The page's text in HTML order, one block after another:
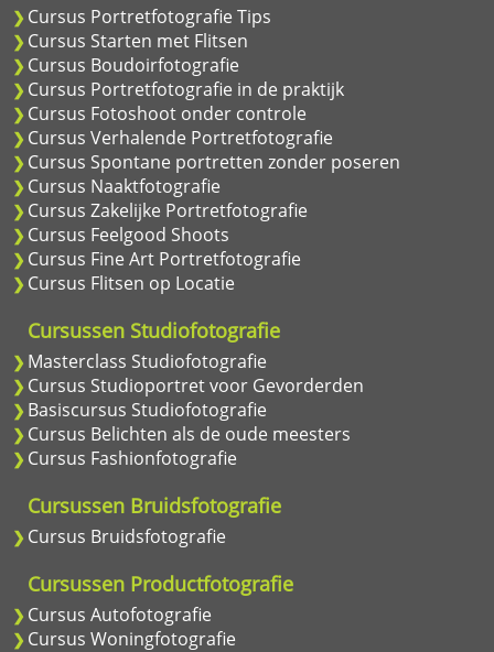
Cursus Portretfotografie Tips
Cursus Starten met Flitsen
Cursus Boudoirfotografie
Cursus Portretfotografie in de praktijk
Cursus Fotoshoot onder controle
Cursus Verhalende Portretfotografie
Cursus Spontane portretten zonder poseren
Cursus Naaktfotografie
Cursus Zakelijke Portretfotografie
Cursus Feelgood Shoots
Cursus Fine Art Portretfotografie
Cursus Flitsen op Locatie
Cursussen Studiofotografie
Masterclass Studiofotografie
Cursus Studioportret voor Gevorderden
Basiscursus Studiofotografie
Cursus Belichten als de oude meesters
Cursus Fashionfotografie
Cursussen Bruidsfotografie
Cursus Bruidsfotografie
Cursussen Productfotografie
Cursus Autofotografie
Cursus Woningfotografie